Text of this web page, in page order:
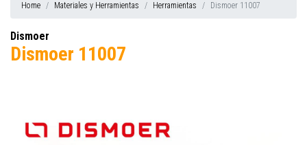
Home Materiales y Herramientas Herramientas Dismoer 11007
Dismoer
Dismoer 11007